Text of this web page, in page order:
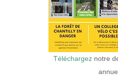
Téléchargeznotre